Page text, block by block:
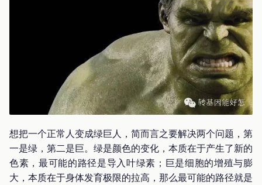
想把一个正常人变成绿巨人，简而言之要解决两个问题，第
一是绿，第二是巨。绿是颜色的变化，本质在于产生了新的
色素，最可能的路径是导入叶绿素；巨是细胞的增殖与膨
大，本质在于身体发育极限的拉高，那么最可能的路径就是